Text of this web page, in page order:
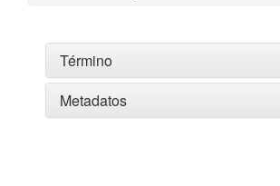
Término
Metadatos